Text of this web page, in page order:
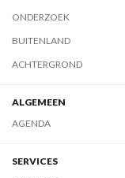
ONDERZOEK
BUITENLAND
ACHTERGROND
ALGEMEEN
AGENDA
SERVICES